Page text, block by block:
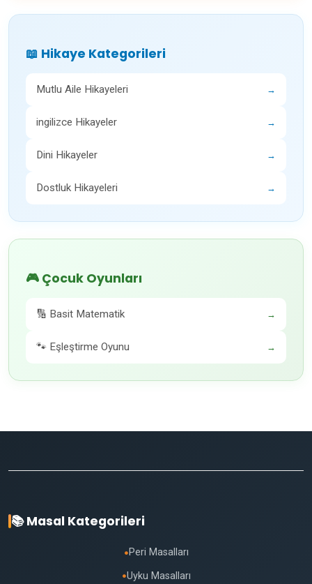
📖 Hikaye Kategorileri
Mutlu Aile Hikayeleri →
ingilizce Hikayeler →
Dini Hikayeler →
Dostluk Hikayeleri →
🎮 Çocuk Oyunları
🔢 Basit Matematik →
🐾 Eşleştirme Oyunu →
📚 Masal Kategorileri
● Peri Masalları
●Uyku Masalları